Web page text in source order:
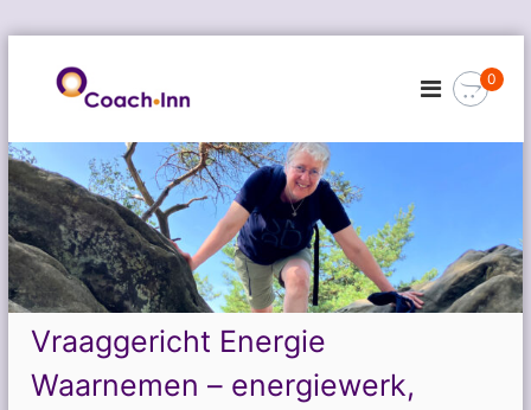
a
r
d
e
i
n
h
0
Vraaggericht Energie
Waarnemen – energiewerk,